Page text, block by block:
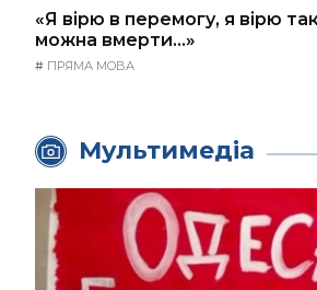
«Я вірю в перемогу, я вірю
можна вмерти…»
# ПРЯМА МОВА
Мультимедіа